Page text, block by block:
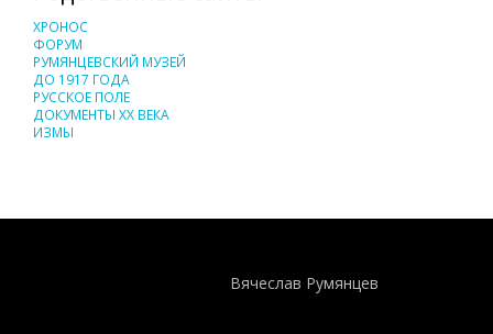
ХРОНОС
ФОРУМ
РУМЯНЦЕВСКИЙ МУЗЕЙ
ДО 1917 ГОДА
РУССКОЕ ПОЛЕ
ДОКУМЕНТЫ XX ВЕКА
ИЗМЫ
Вячеслав Румянцев